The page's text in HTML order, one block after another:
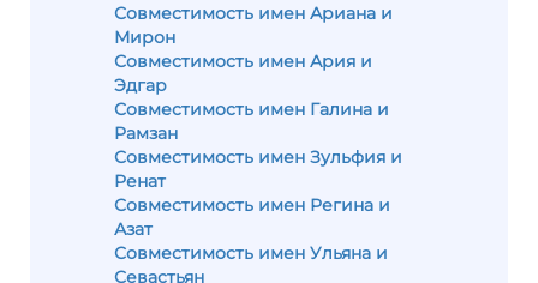
Совместимость имен Ариана и
Мирон
Совместимость имен Ария и
Эдгар
Совместимость имен Галина и
Рамзан
Совместимость имен Зульфия и
Ренат
Совместимость имен Регина и
Азат
Совместимость имен Ульяна и
Севастьян